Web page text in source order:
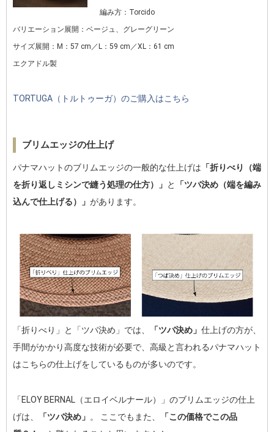
編み方：Torcido
バリエーション展開：ベージュ、グレーグリーン
サイズ展開：M：57 cm／L：59 cm／XL：61 cm
エクアドル製
TORTUGA（トルトゥーガ）のご購入はこちら
ブリムエッジの仕上げ
パナマハットのブリムエッジの一般的な仕上げは 「折りべり（端
を折り返しミシンで縫う処理の仕方）」 と
「ツバ決め（端を編み
込んで仕上げる）」 があります。
「折りべり」と「ツバ決め」では、 「ツバ決め」 仕上げの方が、
手間がかかり高度な技術が必要で、高級と言われるパナマハット
はこちらの仕上げをしているものが多いのです。
「ELOY BERNAL（エロイベルナール）」のブリムエッジの仕上
げは、
「ツバ決め」 。 ここでもまた、
「この価格でこの品